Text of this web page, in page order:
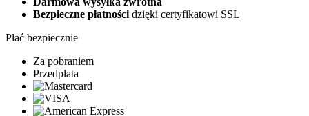
Bezpieczne płatności dzięki certyfikatowi SSL
Płać bezpiecznie
Za pobraniem
Przedpłata